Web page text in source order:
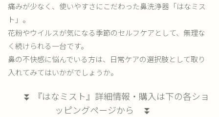
痛みが少なく、使いやすさにこだわった鼻洗浄器「はなミス
ト」。
花粉やウイルスが気になる季節のセルフケアとして、無理な
く続けられる一台です。
鼻の不快感に悩んでいる方は、日常ケアの選択肢として取り
入れてみてはいかがでしょうか。
⏬ 『はなミスト』詳細情報・購入は下の各ショ
ッピングページから ⏬